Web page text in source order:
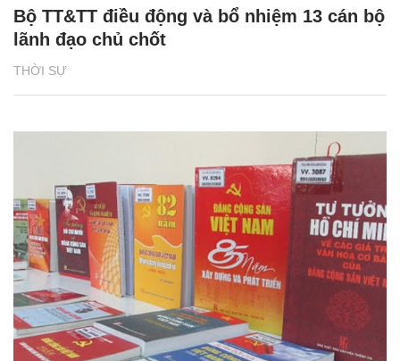
THỜI SỰ
Bộ TT&TT điều động và bổ nhiệm 13 cán bộ
lãnh đạo chủ chốt